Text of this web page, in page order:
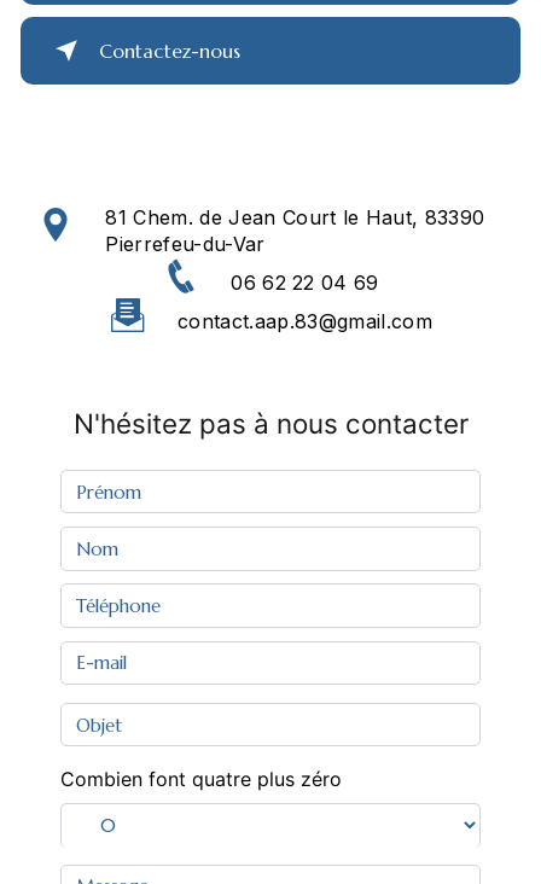
Contactez-nous
81 Chem. de Jean Court le Haut, 83390
Pierrefeu-du-Var
06 62 22 04 69
contact.aap.83@gmail.com
N'hésitez pas à nous contacter
Combien font quatre plus zéro